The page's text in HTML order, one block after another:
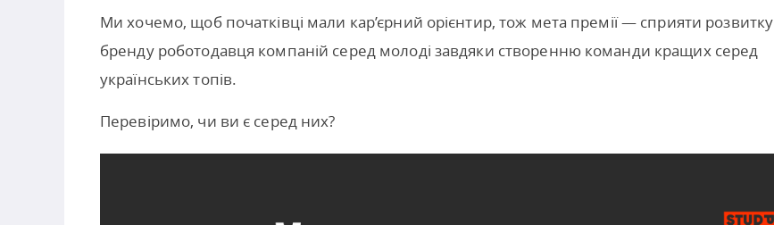
Ми хочемо, щоб початківці мали кар’єрний орієнтир, тож мета премії — сприяти розвитку
бренду роботодавця компаній серед молоді завдяки створенню команди кращих серед
українських топів.
Перевіримо, чи ви є серед них?